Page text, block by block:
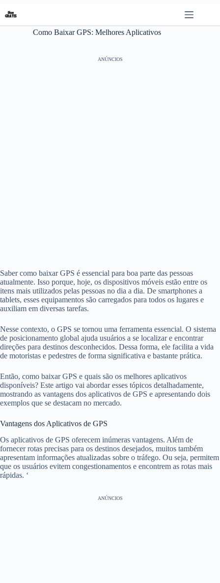
para
o
Como Baixar GPS: Melhores Aplicativos
ANÚNCIOS
Saber como baixar GPS é essencial para boa parte das pessoas
atualmente. Isso porque, hoje, os dispositivos móveis estão entre os
itens mais utilizados pelas pessoas no dia a dia. De smartphones a
tablets, esses equipamentos são carregados para todos os lugares e
auxiliam em diversas tarefas.
Nesse contexto, o GPS se tornou uma ferramenta essencial. O sistema
de posicionamento global ajuda usuários a se localizar e encontrar
direções para destinos desconhecidos. Dessa forma, ele facilita a vida
de motoristas e pedestres de forma significativa e bastante prática.
Então, como baixar GPS e quais são os melhores aplicativos
disponíveis? Este artigo vai abordar esses tópicos detalhadamente,
mostrando as vantagens dos aplicativos de GPS e apresentando dois
exemplos que se destacam no mercado.
Vantagens dos Aplicativos de GPS
Os aplicativos de GPS oferecem inúmeras vantagens. Além de
fornecer rotas precisas para os destinos desejados, muitos também
apresentam informações atualizadas sobre o tráfego. Ou seja, permitem
que os usuários evitem congestionamentos e encontrem as rotas mais
rápidas. ‘
ANÚNCIOS